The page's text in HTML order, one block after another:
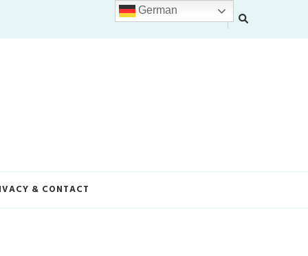
& CONTACT
German